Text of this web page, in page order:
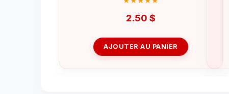
2.50 $
AJOUTER AU PANIER